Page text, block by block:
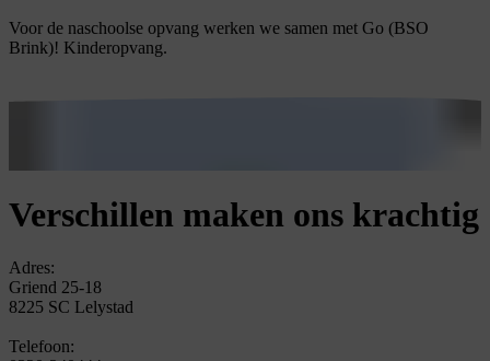
Voor de naschoolse opvang werken we samen met Go (BSO
Brink)! Kinderopvang.
Verschillen maken ons krachtig
Adres:
Griend 25-18
8225 SC Lelystad
Telefoon: